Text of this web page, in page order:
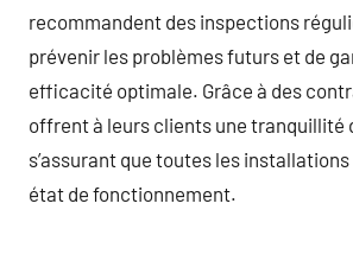
recommandent des inspections
prévenir les problèmes futurs et de
efficacité optimale. Grâce à des
offrent à leurs clients une tranquillité
s’assurant que toutes les
état de fonctionnement.